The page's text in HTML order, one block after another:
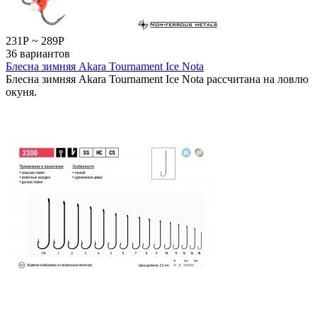
231Р ~ 289Р
36 вариантов
Блесна зимняя Akara Tournament Ice Nota
Блесна зимняя Akara Tournament Ice Nota рассчитана на ловлю
окуня.